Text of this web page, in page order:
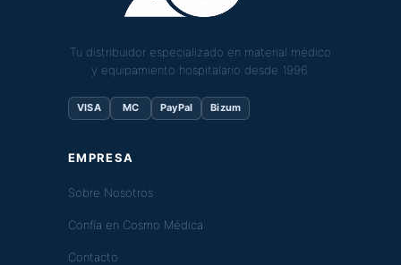
Tu distribuidor especializado en material médico
y equipamiento hospitalario desde 1996.
VISA MC PayPal Bizum
EMPRESA
Sobre Nosotros
Confía en Cosmo Médica
Contacto